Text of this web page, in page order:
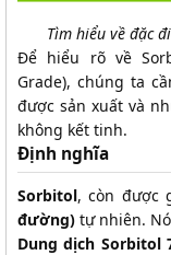
Tìm hiểu về đặc
Để hiểu rõ về
Grade), chúng ta
được sản xuất và
không kết tinh.
Định nghĩa
Sorbitol, còn được
đường) tự nhiên.
Dung dịch Sorbitol